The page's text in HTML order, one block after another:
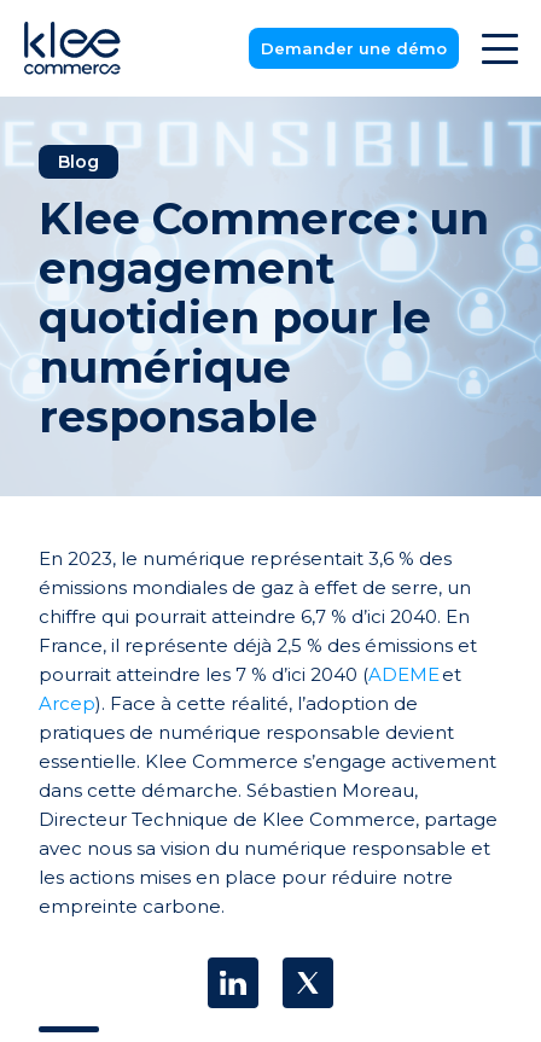
Demander une démo
Blog
Klee Commerce : un
engagement
quotidien pour le
numérique
responsable
En 2023, le numérique représentait 3,6 % des
émissions mondiales de gaz à effet de serre, un
chiffre qui pourrait atteindre 6,7 % d’ici 2040. En
France, il représente déjà 2,5 % des émissions et
pourrait atteindre les 7 % d’ici 2040 (ADEMEet
Arcep). Face à cette réalité, l’adoption de
pratiques de numérique responsable devient
essentielle. Klee Commerce s’engage activement
dans cette démarche. Sébastien Moreau,
Directeur Technique de Klee Commerce, partage
avec nous sa vision du numérique responsable et
les actions mises en place pour réduire notre
empreinte carbone.